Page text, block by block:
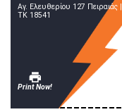
Αγ. Ελευθερίου 127 Πειραιάς |
TK 18541
Print Now!